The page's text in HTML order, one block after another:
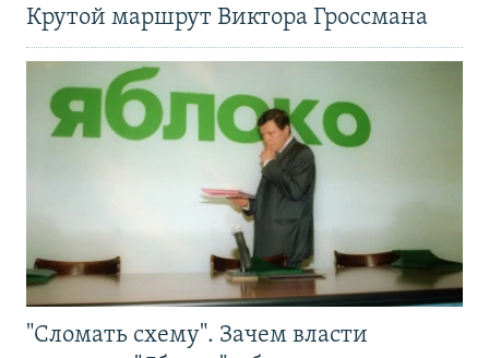
Крутой маршрут Виктора Гроссмана
"Сломать схему". Зачем власти